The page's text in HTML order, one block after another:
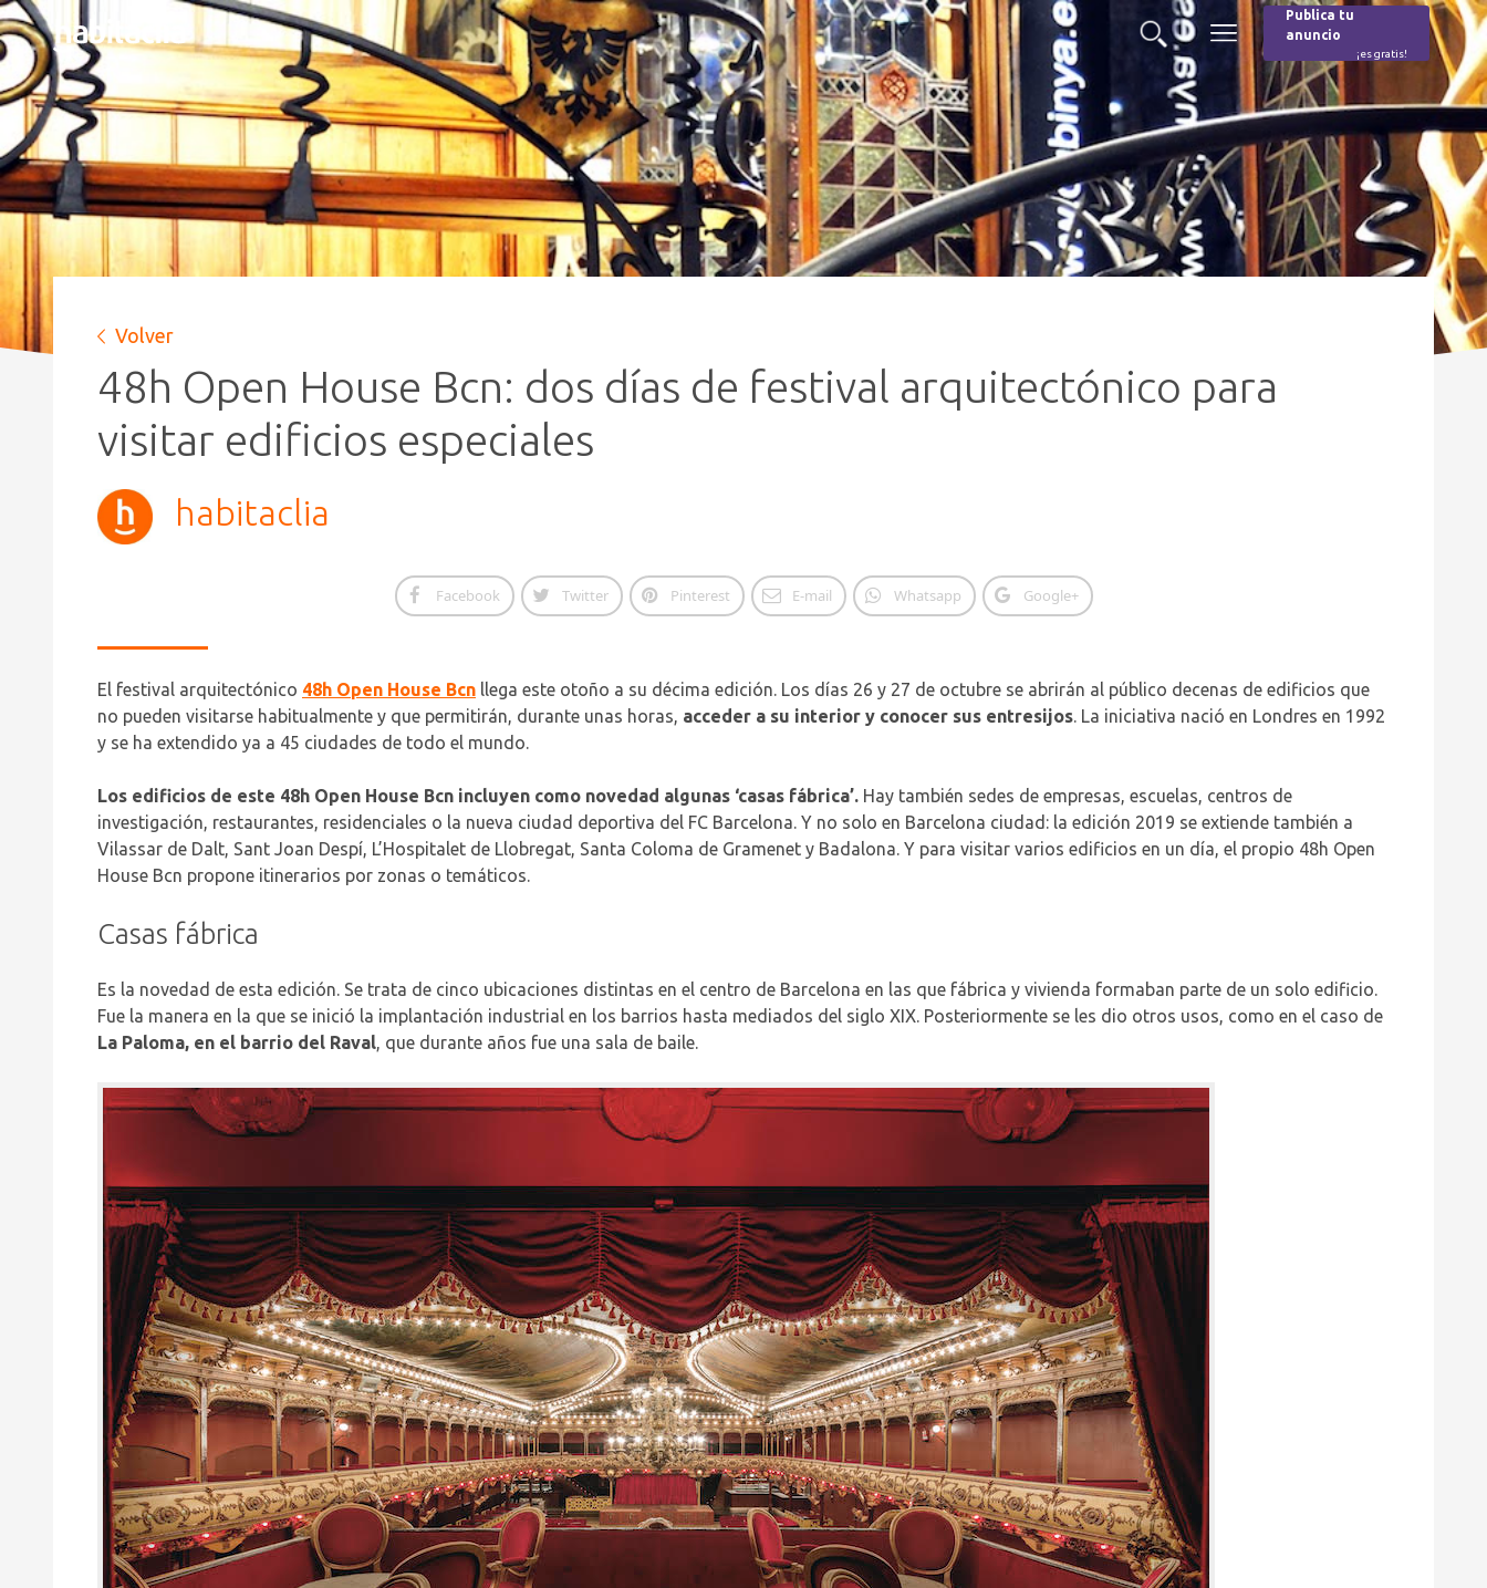
Buscar
Menú
Burger
Publica tu
anuncio
¡es gratis!
Volver
48h Open House Bcn: dos días de festival arquitectónico para
visitar edificios especiales
habitaclia
Facebook Twitter Pinterest E-mail Whatsapp Google+
El festival arquitectónico 48h Open House Bcn llega este otoño a su décima edición. Los días 26 y 27 de octubre se abrirán al público decenas de edificios que
no pueden visitarse habitualmente y que permitirán, durante unas horas, acceder a su interior y conocer sus entresijos. La iniciativa nació en Londres en 1992
y se ha extendido ya a 45 ciudades de todo el mundo.
Los edificios de este 48h Open House Bcn incluyen como novedad algunas ‘casas fábrica’. Hay también sedes de empresas, escuelas, centros de
investigación, restaurantes, residenciales o la nueva ciudad deportiva del FC Barcelona. Y no solo en Barcelona ciudad: la edición 2019 se extiende también a
Vilassar de Dalt, Sant Joan Despí, L’Hospitalet de Llobregat, Santa Coloma de Gramenet y Badalona. Y para visitar varios edificios en un día, el propio 48h Open
House Bcn propone itinerarios por zonas o temáticos.
Casas fábrica
Es la novedad de esta edición. Se trata de cinco ubicaciones distintas en el centro de Barcelona en las que fábrica y vivienda formaban parte de un solo edificio.
Fue la manera en la que se inició la implantación industrial en los barrios hasta mediados del siglo XIX. Posteriormente se les dio otros usos, como en el caso de
La Paloma, en el barrio del Raval, que durante años fue una sala de baile.